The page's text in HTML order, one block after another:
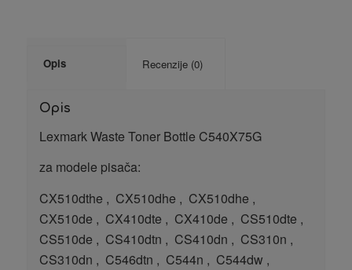
Opis Recenzije (0)
Opis
Lexmark Waste Toner Bottle C540X75G
za modele pisača:
CX510dthe , CX510dhe , CX510dhe ,
CX510de , CX410dte , CX410de , CS510dte ,
CS510de , CS410dtn , CS410dn , CS310n ,
CS310dn , C546dtn , C544n , C544dw ,